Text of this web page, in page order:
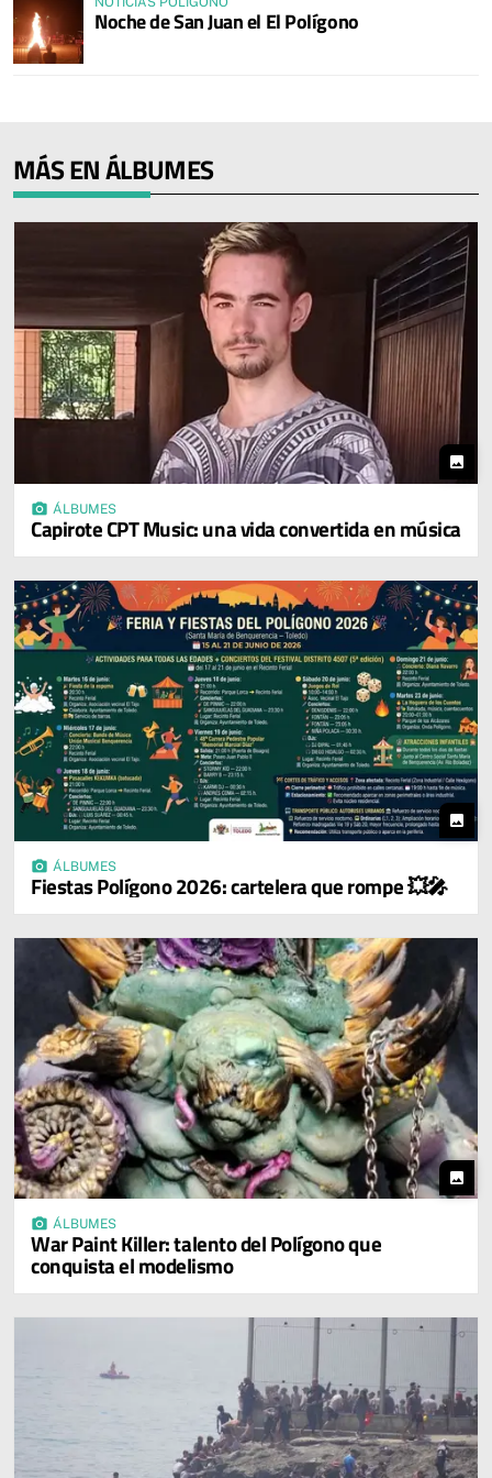
Noche de San Juan el El Polígono
MÁS EN ÁLBUMES
photo
photo_camera ÁLBUMES
Capirote CPT Music: una vida convertida en música
photo
photo_camera ÁLBUMES
Fiestas Polígono 2026: cartelera que rompe 💥🎤
photo
photo_camera ÁLBUMES
War Paint Killer: talento del Polígono que
conquista el modelismo